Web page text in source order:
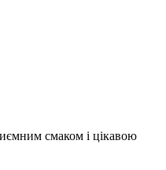
смаком і цікавою